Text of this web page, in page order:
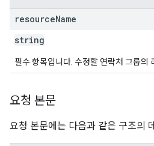
resourceName
string
필수 항목입니다. 수정할 연락처 그룹의
요청 본문
요청 본문에는 다음과 같은 구조의